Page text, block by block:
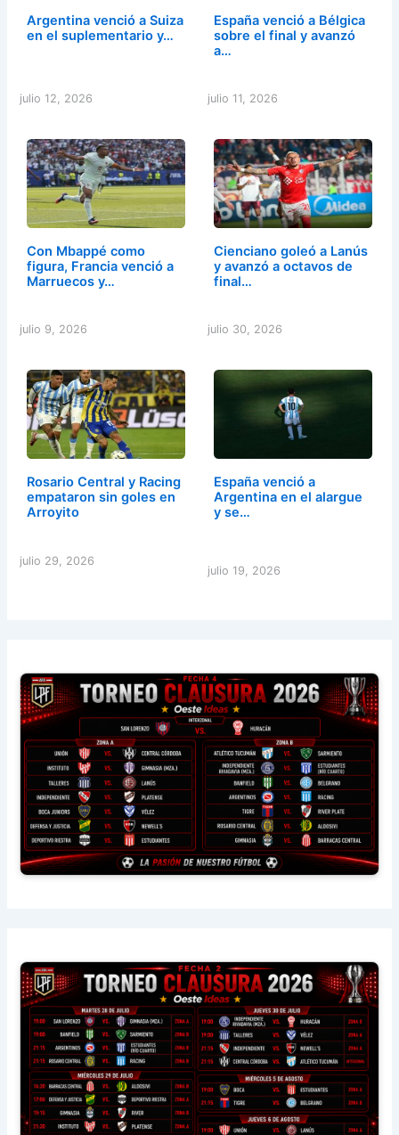
Argentina venció a Suiza
en el suplementario y…
julio 12, 2026
España venció a Bélgica
sobre el final y avanzó
a…
julio 11, 2026
Con Mbappé como
figura, Francia venció a
Marruecos y…
julio 9, 2026
Cienciano goleó a Lanús
y avanzó a octavos de
final…
julio 30, 2026
Rosario Central y Racing
empataron sin goles en
Arroyito
julio 29, 2026
España venció a
Argentina en el alargue
y se…
julio 19, 2026